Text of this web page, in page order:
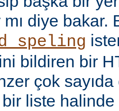
diye bakar.
bildiren bir
çok
liste halinde